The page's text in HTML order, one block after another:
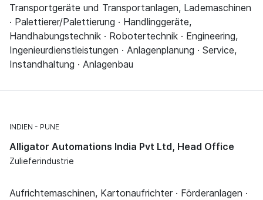
Transportgeräte und Transportanlagen, Lademaschinen
· Palettierer/Palettierung · Handlinggeräte,
Handhabungstechnik · Robotertechnik · Engineering,
Ingenieurdienstleistungen · Anlagenplanung · Service,
Instandhaltung · Anlagenbau
INDIEN PUNE
Alligator Automations India Pvt Ltd, Head Office
Zulieferindustrie
Aufrichtemaschinen, Kartonaufrichter · Förderanlagen ·